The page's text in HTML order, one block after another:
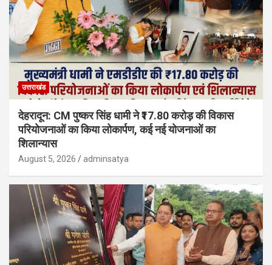
उत्तराखंड
देहरादून: CM पुष्कर सिंह धामी ने ₹17.80 करोड़ की विकास
परियोजनाओं का किया लोकार्पण, कई नई योजनाओं का
शिलान्यास
August 5, 2026 adminsatya